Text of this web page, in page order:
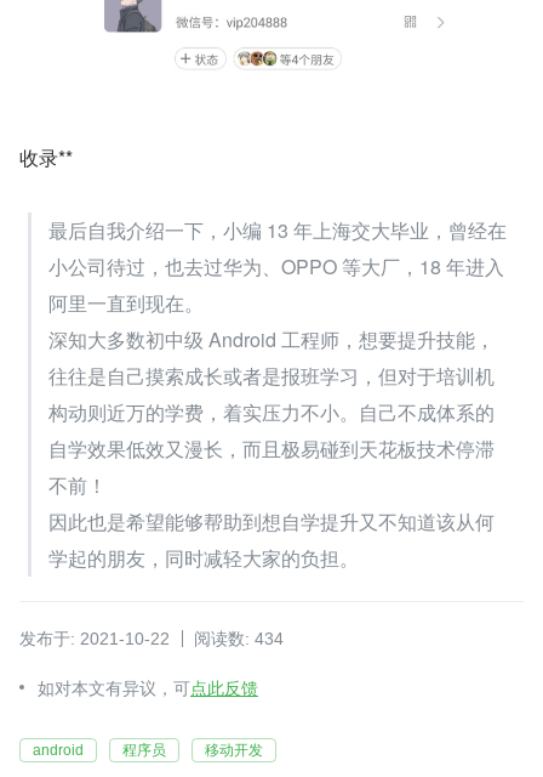
收录**
最后自我介绍一下，小编 13 年上海交大毕业，曾经在
小公司待过，也去过华为、OPPO 等大厂，18 年进入
阿里一直到现在。
深知大多数初中级 Android 工程师，想要提升技能，
往往是自己摸索成长或者是报班学习，但对于培训机
构动则近万的学费，着实压力不小。自己不成体系的
自学效果低效又漫长，而且极易碰到天花板技术停滞
不前！
因此也是希望能够帮助到想自学提升又不知道该从何
学起的朋友，同时减轻大家的负担。
发布于: 2021-10-22 阅读数: 434
如对本文有异议，可点此反馈
android 程序员 移动开发